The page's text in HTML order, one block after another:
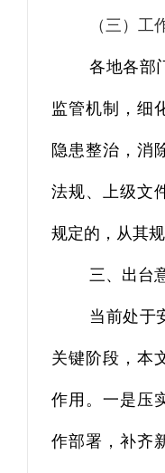
（三）工
各地各部
监管机制，细
隐患整治，消
法规、上级文
规定的，从其规
三、出台
当前处于
关键阶段，本
作用。一是压
作部署，补齐